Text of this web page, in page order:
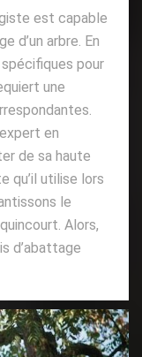
est capable
d’un arbre. En
pour
une
en
de sa haute
qu’il utilise lors
le
Alors,
d’abattage